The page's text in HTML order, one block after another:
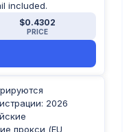
included.
$0.4302
PRICE
2026
прокси (EU